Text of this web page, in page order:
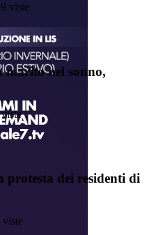
viste
marito nel sonno,
protesta dei residenti di
viste